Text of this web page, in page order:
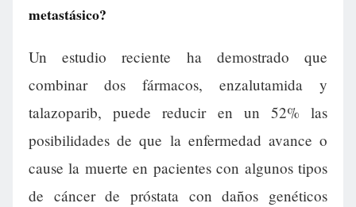
metastásico?
Un estudio reciente ha demostrado que
combinar dos fármacos, enzalutamida y
talazoparib, puede reducir en un 52% las
posibilidades de que la enfermedad avance o
cause la muerte en pacientes con algunos tipos
de cáncer de próstata con daños genéticos